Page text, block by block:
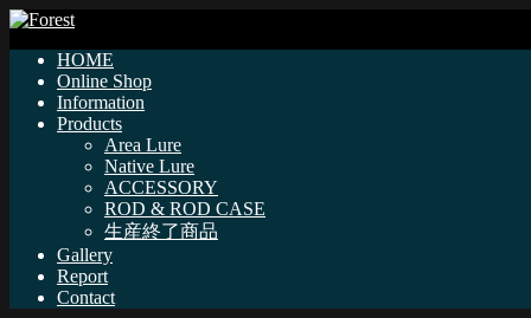
HOME
Online Shop
Information
Products
Area Lure
Native Lure
ACCESSORY
ROD & ROD CASE
生産終了商品
Gallery
Report
Contact